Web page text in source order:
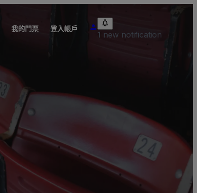
我的門票 登入帳戶
1 new notification